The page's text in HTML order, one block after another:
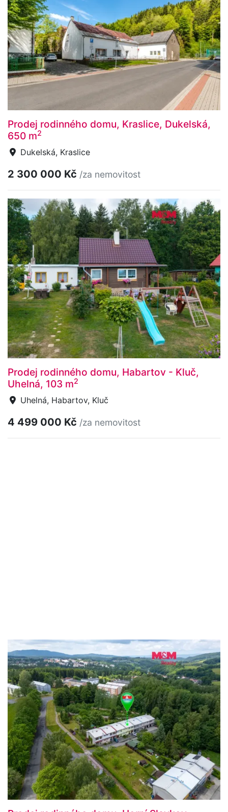
Prodej rodinného domu, Kraslice, Dukelská,
650 m2
Dukelská, Kraslice
2 300 000 Kč /za nemovitost
Prodej rodinného domu, Habartov - Kluč,
Uhelná, 103 m2
Uhelná, Habartov, Kluč
4 499 000 Kč /za nemovitost